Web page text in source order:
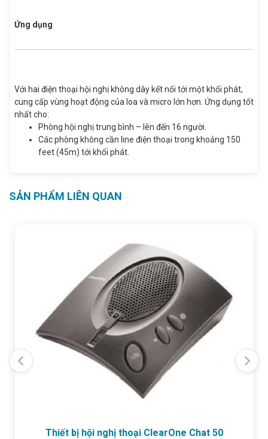
Ứng dụng
Với hai điện thoại hội nghị không dây kết nối tới một khối phát,
cung cấp vùng hoạt động của loa và micro lớn hơn. Ứng dụng tốt
nhất cho:
Phòng hội nghị trung bình – lên đến 16 người.
Các phòng không cần line điện thoại trong khoảng 150
feet (45m) tới khối phát.
SẢN PHẨM LIÊN QUAN
Thiết bị hội nghị thoại ClearOne Chat 50